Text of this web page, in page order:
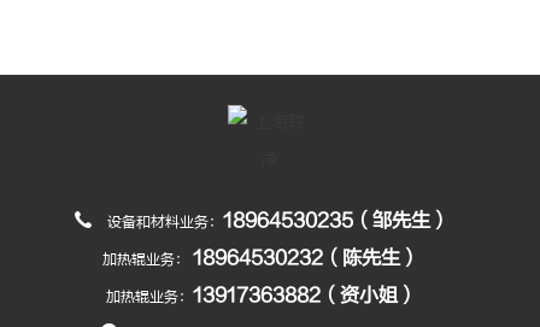
设备和材料业务： 18964530235（邹先生）
加热辊业务： 18964530232（陈先生）
加热辊业务： 13917363882（资小姐）